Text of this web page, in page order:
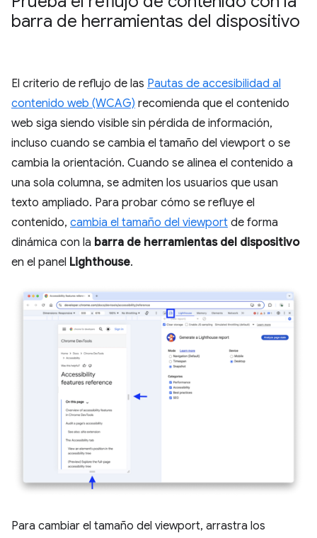
barra de herramientas del dispositivo
El criterio de reflujo de las Pautas de accesibilidad al
contenido web (WCAG) recomienda que el contenido
web siga siendo visible sin pérdida de información,
incluso cuando se cambia el tamaño del viewport o se
cambia la orientación. Cuando se alinea el contenido a
una sola columna, se admiten los usuarios que usan
texto ampliado. Para probar cómo se refluye el
contenido, cambia el tamaño del viewport de forma
dinámica con la barra de herramientas del dispositivo
en el panel Lighthouse.
Para cambiar el tamaño del viewport, arrastra los